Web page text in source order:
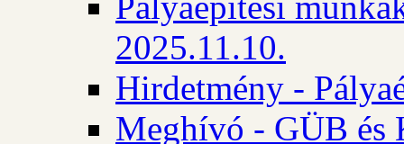
2025.11.10.
Hirdetmény -
Meghívó - GÜB és